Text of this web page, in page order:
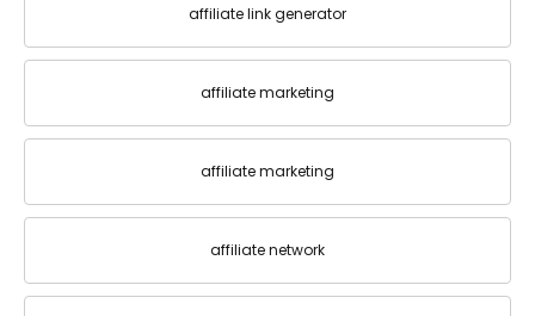
affiliate link generator
affiliate marketing
affiliate marketing
affiliate network